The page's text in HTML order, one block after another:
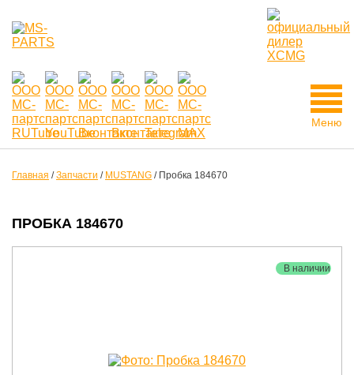
Меню
Главная /Запчасти / MUSTANG / Пробка 184670
ПРОБКА 184670
В наличии